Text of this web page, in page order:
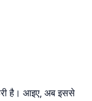
है। आइए, अब इससे